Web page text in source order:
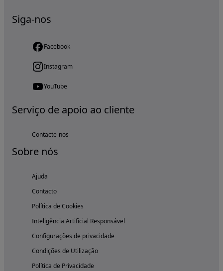
Siga-nos
Facebook
Instagram
YouTube
Serviço de apoio ao cliente
Contacte-nos
Sobre nós
Ajuda
Contacto
Política de Cookies
Inteligência Artificial Responsável
Configurações de privacidade
Condições de Utilização
Política de Privacidade